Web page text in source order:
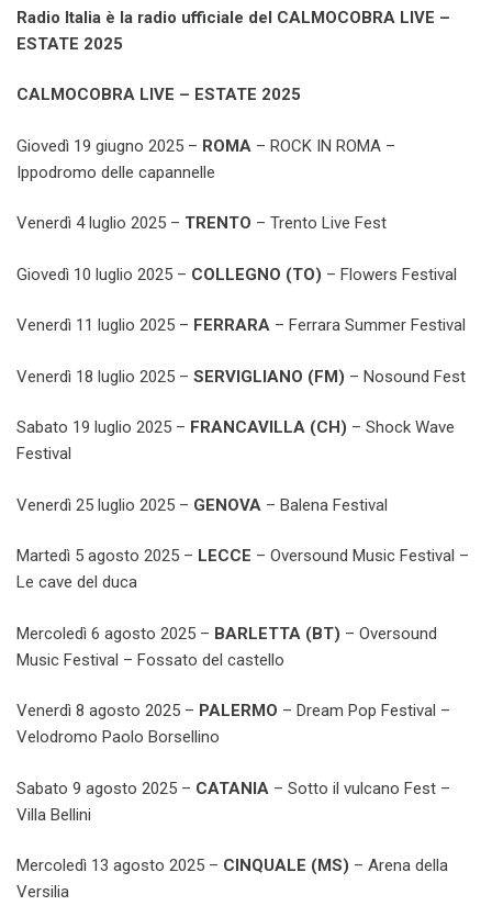
Radio Italia è la radio ufficiale del CALMOCOBRA LIVE –
ESTATE 2025
CALMOCOBRA LIVE – ESTATE 2025
Giovedì 19 giugno 2025 – ROMA – ROCK IN ROMA –
Ippodromo delle capannelle
Venerdì 4 luglio 2025 – TRENTO – Trento Live Fest
Giovedì 10 luglio 2025 – COLLEGNO (TO) – Flowers Festival
Venerdì 11 luglio 2025 – FERRARA – Ferrara Summer Festival
Venerdì 18 luglio 2025 – SERVIGLIANO (FM) – Nosound Fest
Sabato 19 luglio 2025 – FRANCAVILLA (CH) – Shock Wave
Festival
Venerdì 25 luglio 2025 – GENOVA – Balena Festival
Martedì 5 agosto 2025 – LECCE – Oversound Music Festival –
Le cave del duca
Mercoledì 6 agosto 2025 – BARLETTA (BT) – Oversound
Music Festival – Fossato del castello
Venerdì 8 agosto 2025 – PALERMO – Dream Pop Festival –
Velodromo Paolo Borsellino
Sabato 9 agosto 2025 – CATANIA – Sotto il vulcano Fest –
Villa Bellini
Mercoledì 13 agosto 2025 – CINQUALE (MS) – Arena della
Versilia